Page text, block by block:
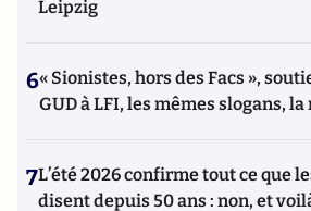
Leipzig
6« Sionistes, hors des Facs »,
GUD à LFI, les mêmes slogans,
7L’été 2026 confirme tout ce que
disent depuis 50 ans : non, et